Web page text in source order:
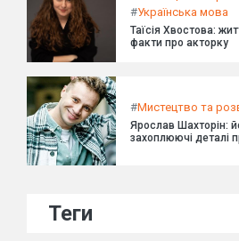
#Українська мова
Таїсія Хвостова:
факти про акторку
#Мистецтво та
Ярослав Шахторін:
захоплюючі деталі
Теги